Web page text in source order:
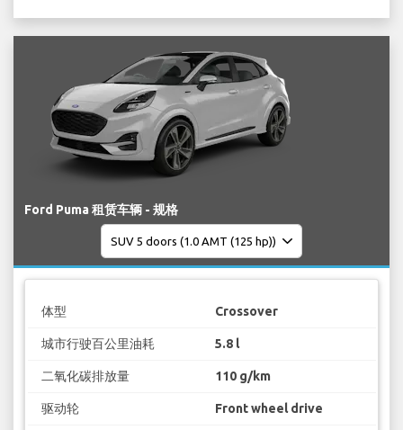
Ford Puma 租赁车辆 - 规格
体型 Crossover
城市行驶百公里油耗 5.8 l
二氧化碳排放量 110 g/km
驱动轮 Front wheel drive